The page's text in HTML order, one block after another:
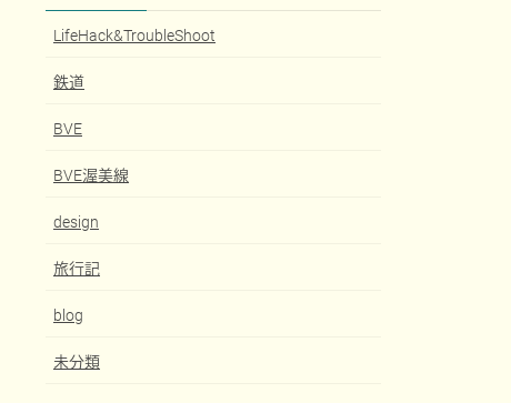
LifeHack&TroubleShoot
鉄道
BVE
BVE渥美線
design
旅行記
blog
未分類